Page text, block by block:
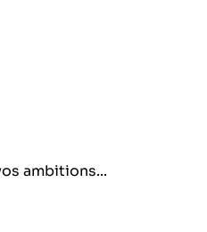
ambitions...